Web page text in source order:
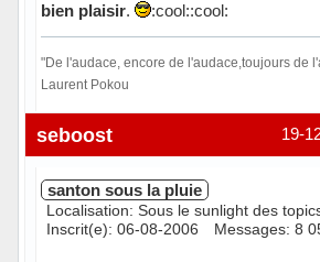
bien plaisir. :cool::cool:
"De l'audace, encore de l'audace,toujours de
Laurent Pokou
Hors ligne 19-
seboost
santon sous la pluie
Localisation: Sous le sunlight des
Inscrit(e): 06-08-2006
Messages: 8